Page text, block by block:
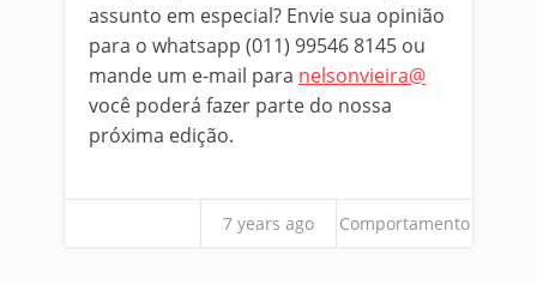
assunto em especial? Envie sua opinião
para o whatsapp (011) 99546 8145 ou
mande um e-mail para nelsonvieira@
você poderá fazer parte do nossa
próxima edição.
7 years ago Comportamento